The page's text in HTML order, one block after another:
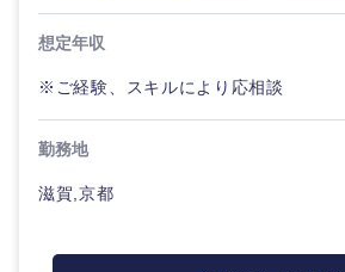
想定年収
※ご経験、スキルにより応相談
勤務地
滋賀,京都